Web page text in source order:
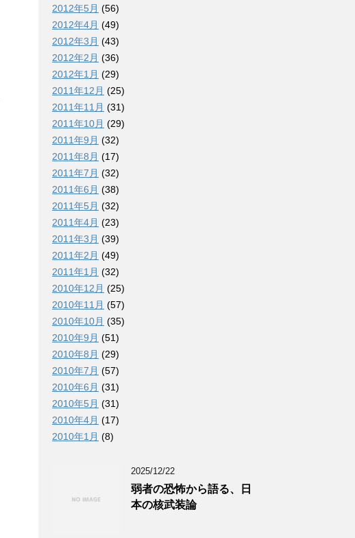
2012年5月 (56)
2012年4月 (49)
2012年3月 (43)
2012年2月 (36)
2012年1月 (29)
2011年12月 (25)
2011年11月 (31)
2011年10月 (29)
2011年9月 (32)
2011年8月 (17)
2011年7月 (32)
2011年6月 (38)
2011年5月 (32)
2011年4月 (23)
2011年3月 (39)
2011年2月 (49)
2011年1月 (32)
2010年12月 (25)
2010年11月 (57)
2010年10月 (35)
2010年9月 (51)
2010年8月 (29)
2010年7月 (57)
2010年6月 (31)
2010年5月 (31)
2010年4月 (17)
2010年1月 (8)
2025/12/22
弱者の恐怖から語る、日
本の核武装論